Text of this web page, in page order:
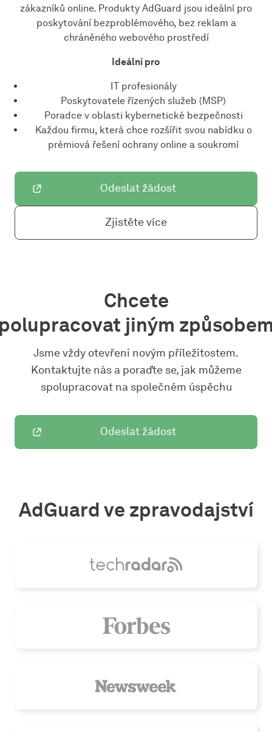
zákazníků online. Produkty AdGuard jsou ideální pro
poskytování bezproblémového, bez reklam a
chráněného webového prostředí
Ideální pro
IT profesionály
Poskytovatele řízených služeb (MSP)
Poradce v oblasti kybernetické bezpečnosti
Každou firmu, která chce rozšířit svou nabídku o
prémiová řešení ochrany online a soukromí
Odeslat žádost
Zjistěte více
Chcete
jiným
Jsme vždy otevřeni novým příležitostem.
Kontaktujte nás a poraďte se, jak můžeme
spolupracovat na společném úspěchu
Odeslat žádost
AdGuard ve zpravodajství